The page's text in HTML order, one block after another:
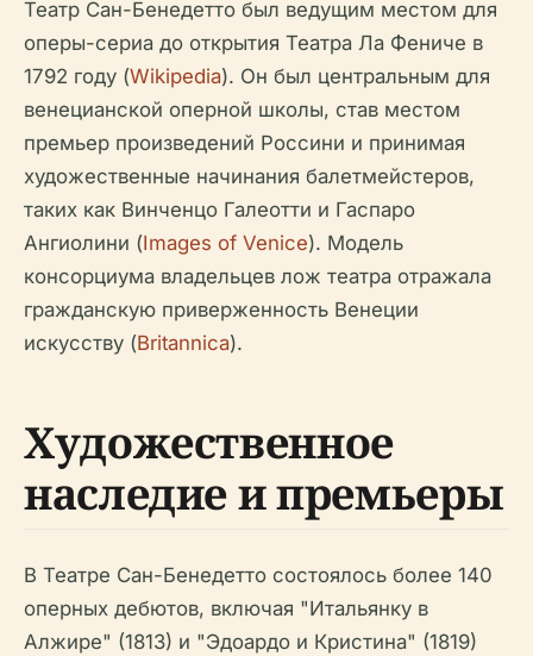
Театр Сан-Бенедетто был ведущим местом для
оперы-сериа до открытия Театра Ла Фениче в
1792 году (Wikipedia). Он был центральным для
венецианской оперной школы, став местом
премьер произведений Россини и принимая
художественные начинания балетмейстеров,
таких как Винченцо Галеотти и Гаспаро
Ангиолини (Images of Venice). Модель
консорциума владельцев лож театра отражала
гражданскую приверженность Венеции
искусству (Britannica).
Художественное
наследие и премьеры
В Театре Сан-Бенедетто состоялось более 140
оперных дебютов, включая "Итальянку в
Алжире" (1813) и "Эдоардо и Кристина" (1819)